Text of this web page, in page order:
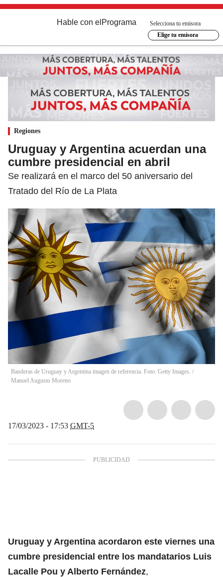
Hable con el Programa
Selecciona tu emisora
Elige tu emisora
Regiones
Uruguay y Argentina acuerdan una
cumbre presidencial en abril
Se realizará en el marco del 50 aniversario del
Tratado del Río de La Plata
Banderas de Uruguay y Argentina imagen de referencia. Foto: Getty Images. /
Manuel Augusto Moreno
17/03/2023 - 17:53 GMT-5
Uruguay y Argentina acordaron este viernes una
cumbre presidencial entre los mandatarios Luis
Lacalle Pou y Alberto Fernández,